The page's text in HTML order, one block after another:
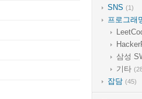
SNS (1)
프로그래
삼성
기타
잡담 (45)